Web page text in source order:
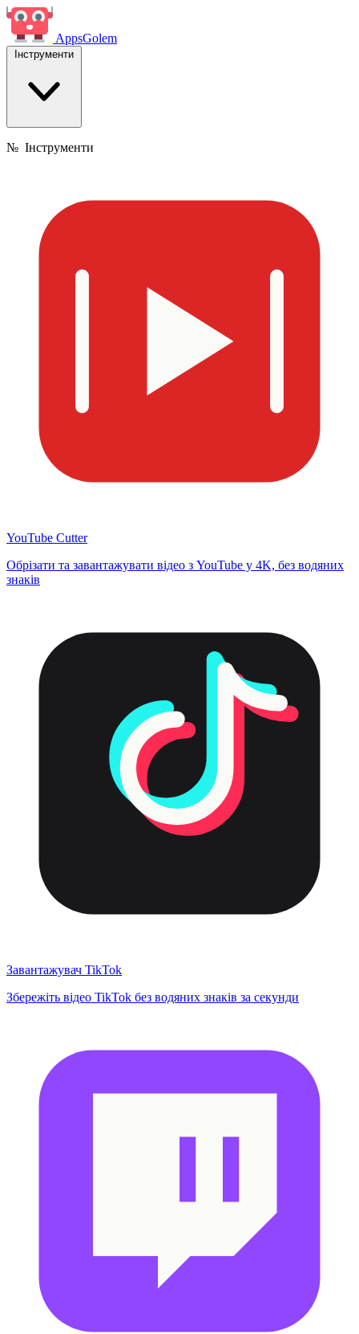
AppsGolem
Інструменти
№ Інструменти
YouTube Cutter
Обрізати та завантажувати відео з YouTube у 4K, без водяних
знаків
Завантажувач TikTok
Збережіть відео TikTok без водяних знаків за секунди